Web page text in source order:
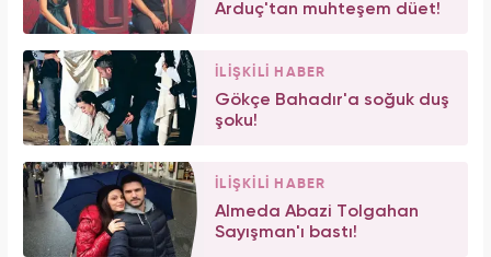
Arduç'tan muhteşem düet!
İLİŞKİLİ HABER
Gökçe Bahadır'a soğuk duş
şoku!
İLİŞKİLİ HABER
Almeda Abazi Tolgahan
Sayışman'ı bastı!